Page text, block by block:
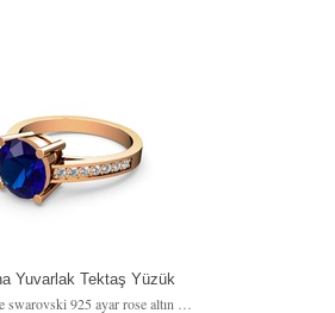
Yuvarlak Tektaş Yüzük